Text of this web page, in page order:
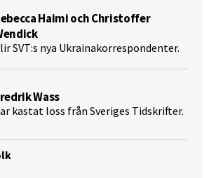
Haimi och Christoffer
SVT:s nya Ukrainakorrespondenter.
Wass
kastat loss från Sveriges Tidskrifter.